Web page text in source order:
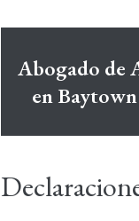
Abogado de
en